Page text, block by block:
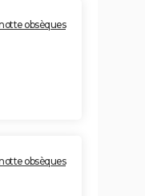
obsèques
obsèques